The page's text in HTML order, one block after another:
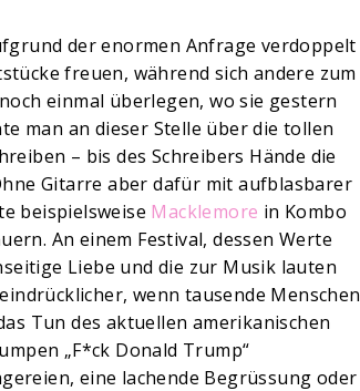
der enormen Anfrage verdoppelt
freuen, während sich andere zum
einmal überlegen, wo sie gestern
man an dieser Stelle über die tollen
– bis des Schreibers Hände die
Gitarre aber dafür mit aufblasbarer
beispielsweise Macklemore in Kombo
An einem Festival, dessen Werte
Liebe und die zur Musik lauten
wenn tausende Menschen
Tun des aktuellen amerikanischen
„F*ck Donald Trump“
eine lachende Begrüssung oder